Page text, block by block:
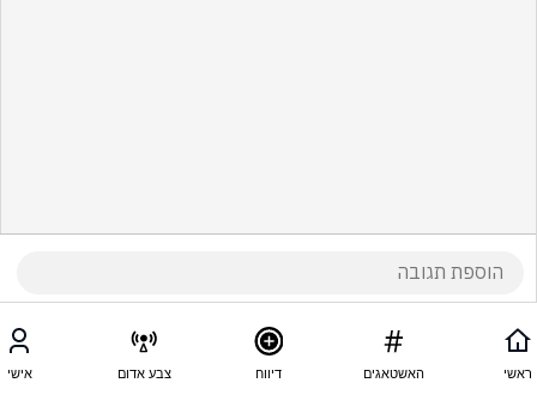
ראשי האשטאגים דיווח צבע אדום אישי